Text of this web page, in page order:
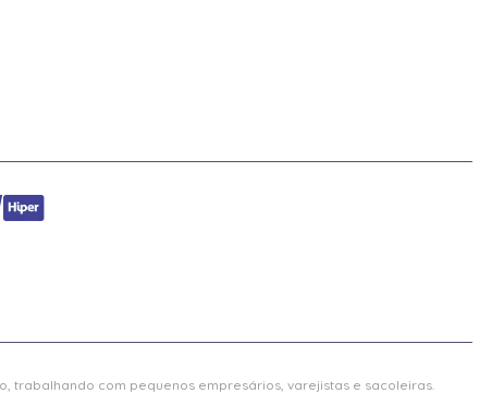
trabalhando com pequenos empresários, varejistas e sacoleiras.